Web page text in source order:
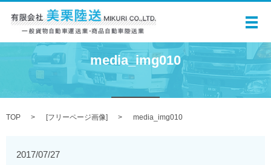
メ
media_img010
TOP [フリーページ画像] media_img010
2017/07/27